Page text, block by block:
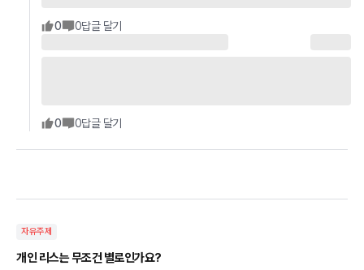
0 0답글 달기
0 0답글 달기
자유주제
개인 리스는 무조건 별로인가요?